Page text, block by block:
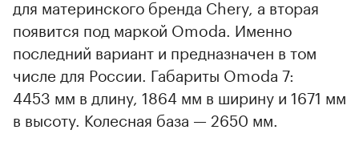
для материнского бренда Chery, а вторая
появится под маркой Omoda. Именно
последний вариант и предназначен в том
числе для России. Габариты Omoda 7:
4453 мм в длину, 1864 мм в ширину и 1671 мм
в высоту. Колесная база — 2650 мм.